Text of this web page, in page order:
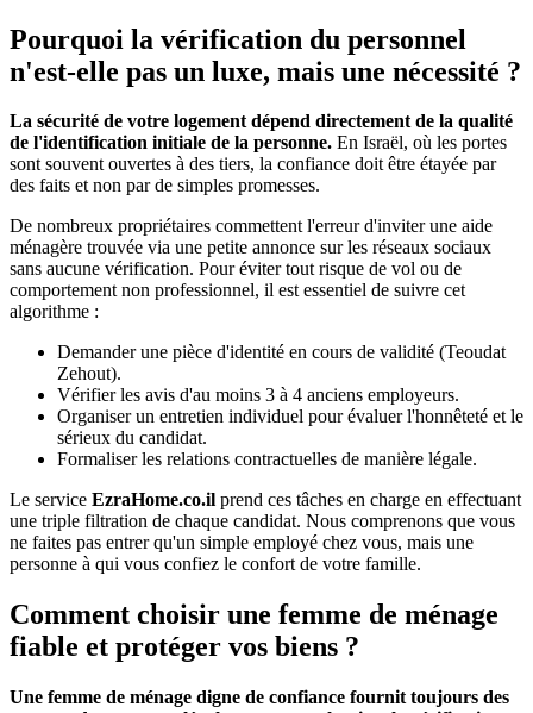
Pourquoi la vérification du personnel
n'est-elle pas un luxe, mais une nécessité ?
La sécurité de votre logement dépend directement de la qualité
de l'identification initiale de la personne. En Israël, où les portes
sont souvent ouvertes à des tiers, la confiance doit être étayée par
des faits et non par de simples promesses.
De nombreux propriétaires commettent l'erreur d'inviter une aide
ménagère trouvée via une petite annonce sur les réseaux sociaux
sans aucune vérification. Pour éviter tout risque de vol ou de
comportement non professionnel, il est essentiel de suivre cet
algorithme :
Demander une pièce d'identité en cours de validité (Teoudat
Zehout).
Vérifier les avis d'au moins 3 à 4 anciens employeurs.
Organiser un entretien individuel pour évaluer l'honnêteté et le
sérieux du candidat.
Formaliser les relations contractuelles de manière légale.
Le service EzraHome.co.il prend ces tâches en charge en effectuant
une triple filtration de chaque candidat. Nous comprenons que vous
ne faites pas entrer qu'un simple employé chez vous, mais une
personne à qui vous confiez le confort de votre famille.
Comment choisir une femme de ménage
fiable et protéger vos biens ?
Une femme de ménage digne de confiance fournit toujours des